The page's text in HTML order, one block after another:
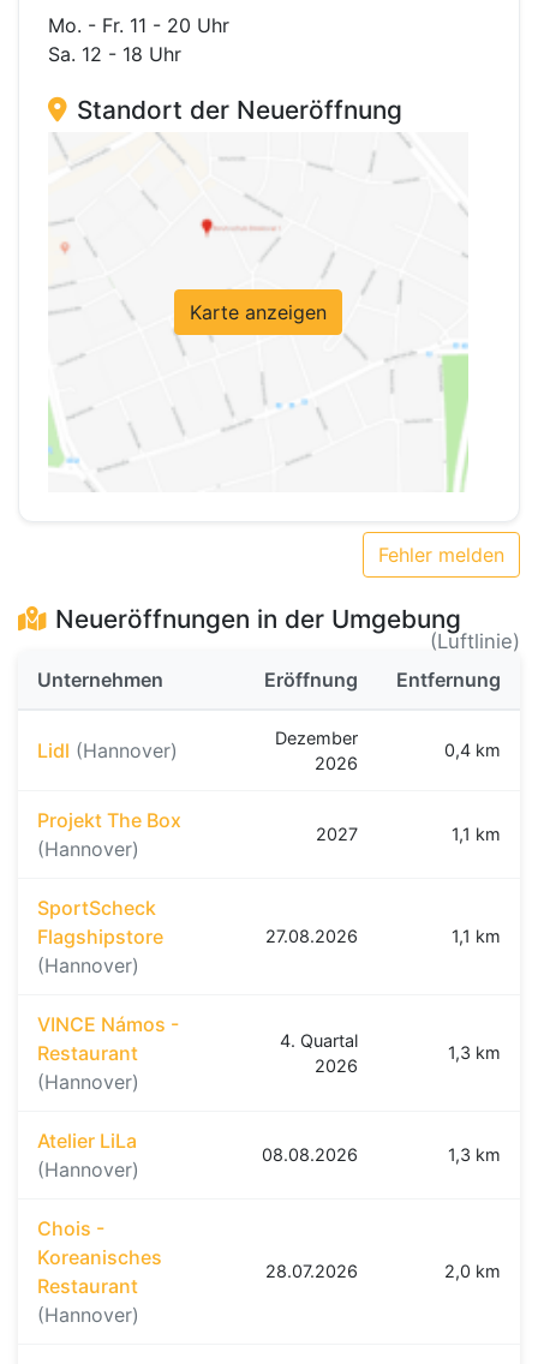
Mo. - Fr. 11 - 20 Uhr
Sa. 12 - 18 Uhr
Standort der Neueröffnung
Karte anzeigen
Fehler melden
Neueröffnungen in der Umgebung
(Luftlinie)
Unternehmen
Eröffnung Entfernung
Lidl (Hannover)
Dezember
2026
0,4 km
Projekt The Box
(Hannover)
2027 1,1 km
SportScheck
Flagshipstore
(Hannover)
27.08.2026 1,1 km
VINCE Námos -
Restaurant
(Hannover)
4. Quartal
2026
1,3 km
Atelier LiLa
(Hannover)
08.08.2026 1,3 km
Chois -
Koreanisches
Restaurant
(Hannover)
28.07.2026 2,0 km